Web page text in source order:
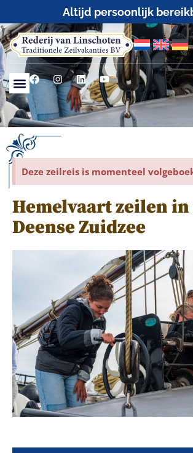
25+ jaar zeilervaring
Deze zeilreis is momenteel
Hemelvaart zeilen in
Deense Zuidzee